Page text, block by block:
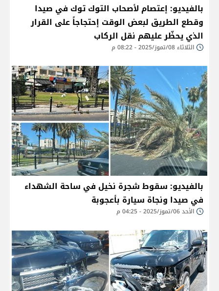
بالفيديو: إعتصام لأصحاب التوك توك في صيدا
وقطع الطريق لبعض الوقت إحتجاجاً على القرار
الذي يحظّر عليهم نقل الركاب
الثلاثاء 08/تموز/2025 - 08:22 م
بالفيديو: سقوط شجرة نخيل في ساحة الشهداء
في صيدا ونجاة سيارة بأعجوبة
الأحد 06/تموز/2025 - 04:25 م